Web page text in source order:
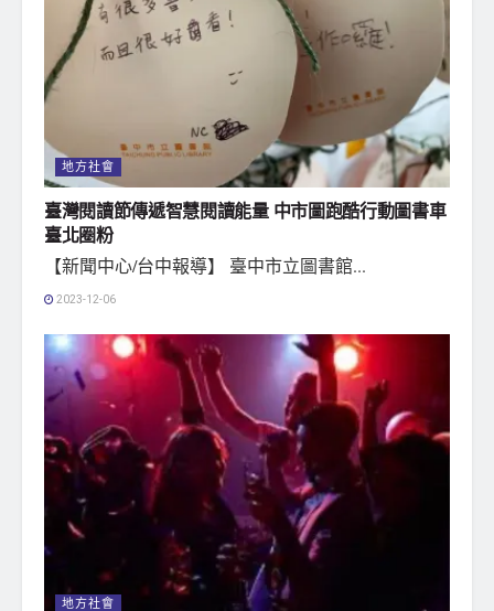
地方社會
臺灣閱讀節傳遞智慧閱讀能量 中市圖跑酷行動圖書車
臺北圈粉
【新聞中心/台中報導】 臺中市立圖書館...
2023-12-06
地方社會